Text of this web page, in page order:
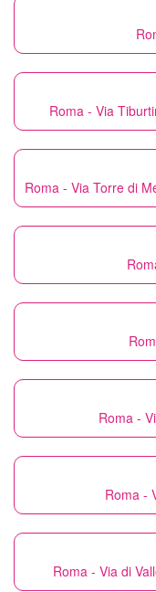
Roma - Via
Roma - Via Torre di
Roma -
Roma -
Roma - Via di